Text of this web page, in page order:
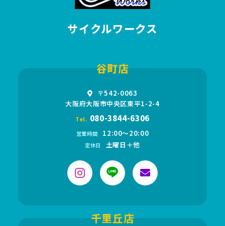
サイクルワークス
谷町店
〒542-0063
大阪府大阪市中央区東平1-2-4
Tel. 080-3844-6306
営業時間 12:00〜20:00
定休日 土曜日＋他
千里丘店